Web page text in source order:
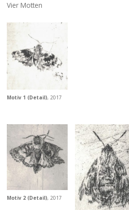
Vier Motten
Motiv 1 (Detail), 2017
Motiv 2 (Detail), 2017